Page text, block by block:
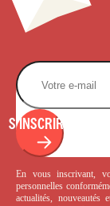
S'INSCRIRE
En vous inscrivant,
personnelles
actualités,